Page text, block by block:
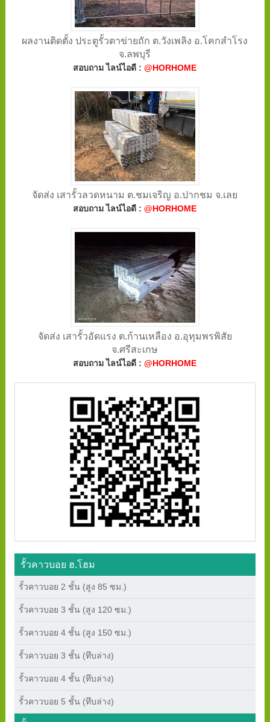
ผลงานติดตั้ง ประตูรั้วตาข่ายถัก ต.วังเพลิง อ.โคกสำโรง
จ.ลพบุรี
สอบถาม ไลน์ไอดี :@HORHOME
จัดส่ง เสารั้วลวดหนาม ต.ชมเจริญ อ.ปากชม จ.เลย
สอบถาม ไลน์ไอดี :@HORHOME
จัดส่ง เสารั้วอัดแรง ต.ก้านเหลือง อ.อุทุมพรพิสัย
จ.ศรีสะเกษ
สอบถาม ไลน์ไอดี :@HORHOME
รั้วคาวบอย ฮ.โฮม
รั้วคาวบอย 2 ชั้น (สูง 85 ซม.)
รั้วคาวบอย 3 ชั้น (สูง 120 ซม.)
รั้วคาวบอย 4 ชั้น (สูง 150 ซม.)
รั้วคาวบอย 3 ชั้น (ทึบล่าง)
รั้วคาวบอย 4 ชั้น (ทึบล่าง)
รั้วคาวบอย 5 ชั้น (ทึบล่าง)